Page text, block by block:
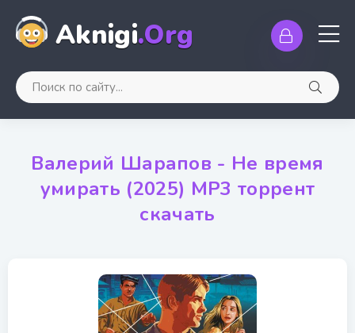
Aknigi.Org
Валерий Шарапов - Не время
умирать (2025) MP3 торрент
скачать